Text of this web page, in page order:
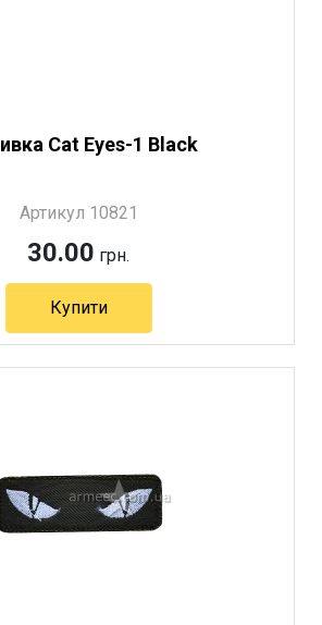
Cat Eyes-1 Black
Артикул 10821
30.00 грн.
Купити